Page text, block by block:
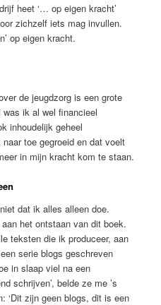
heet ‘… op eigen kracht’
zichzelf iets mag invullen.
op eigen kracht.
de jeugdzorg is een grote
ik al wel financieel
inhoudelijk geheel
toe gegroeid en dat voelt
in mijn kracht kom te staan.
dat ik alles alleen doe.
het ontstaan van dit boek.
teksten die ik produceer, aan
serie blogs geschreven
in slaap viel na een
schrijven’, belde ze me ’s
‘Dit zijn geen blogs, dit is een